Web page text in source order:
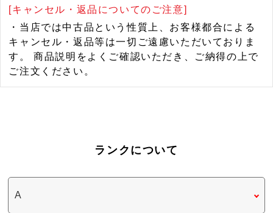
[キャンセル・返品についてのご注意]
・当店では中古品という性質上、お客様都合による
キャンセル・返品等は一切ご遠慮いただいておりま
す。 商品説明をよくご確認いただき、ご納得の上で
ご注文ください。
ランクについて